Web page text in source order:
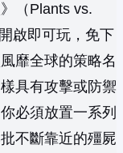
（Plants vs.
啟即可玩，免下
靡全球的策略名
具有攻擊或防禦
必須放置一系列
不斷靠近的殭屍